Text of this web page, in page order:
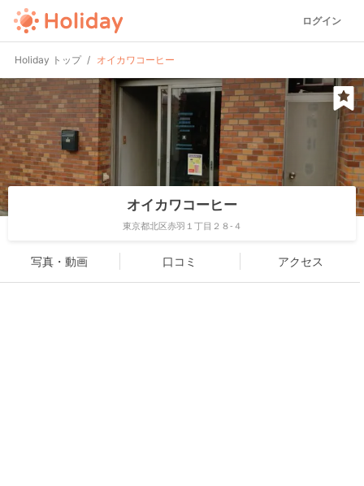
ログイン
Holiday トップ オイカワコーヒー
オイカワコーヒー
東京都北区赤羽１丁目２８-４
写真・動画 口コミ アクセス